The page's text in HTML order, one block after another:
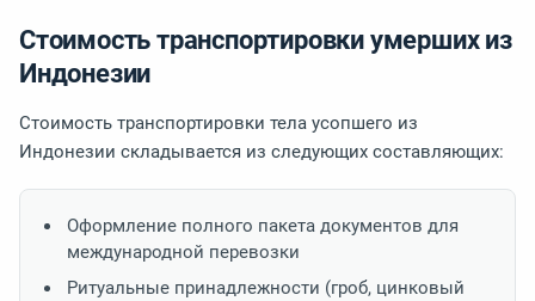
Стоимость транспортировки умерших из
Индонезии
Стоимость транспортировки тела усопшего из
Индонезии складывается из следующих составляющих:
Оформление полного пакета документов для
международной перевозки
Ритуальные принадлежности (гроб, цинковый